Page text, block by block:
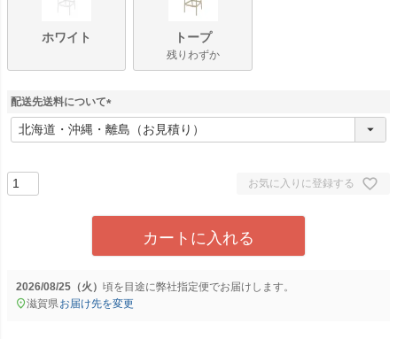
ホワイト トープ
残りわずか
配送先送料について
(
必
お気に入りに登録する
カートに入れる
2026/08/25（火） に弊社指定便でお届けします。
滋賀県お届け先を変更